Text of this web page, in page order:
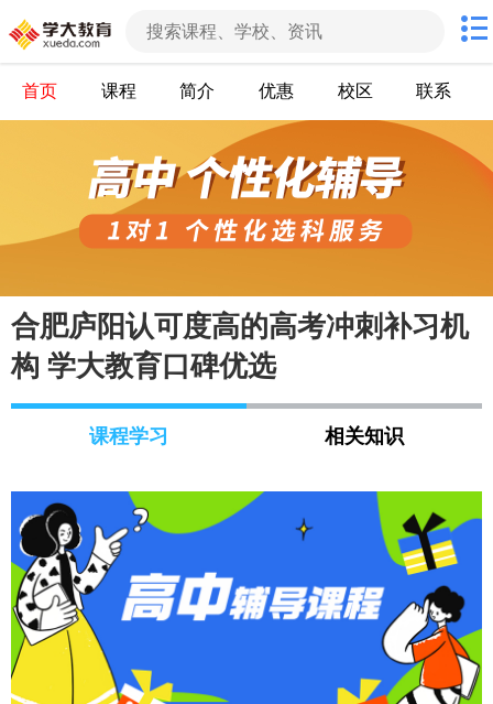
首页 课程 简介 优惠 校区 联系
合肥庐阳认可度高的高考冲刺补习机
构 学大教育口碑优选
课程学习 相关知识